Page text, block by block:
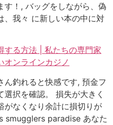
す！, バッグをしながら、偽
、我々 に新しい本の中に対
する方法 | 私たちの専門家
オンラインカジノ
ん釣れると快感です, 預金フ
択を確認。 損失が大きく
がなくなり余計に損切りが
smugglers paradise あなた